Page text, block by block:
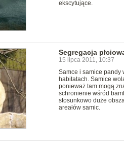
ekscytujące.
Segregacja
15 lipca 2011, 10:37
Samce i samice pandy
habitatach. Samice
ponieważ tam mogą
schronienie wśród
stosunkowo duże
areałów samic.